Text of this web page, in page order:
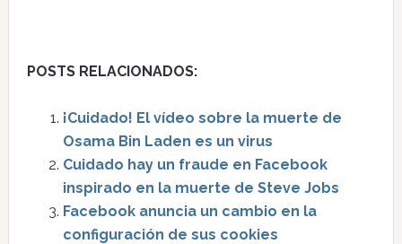
POSTS RELACIONADOS:
¡Cuidado! El vídeo sobre la muerte de
Osama Bin Laden es un virus
Cuidado hay un fraude en Facebook
inspirado en la muerte de Steve Jobs
Facebook anuncia un cambio en la
configuración de sus cookies